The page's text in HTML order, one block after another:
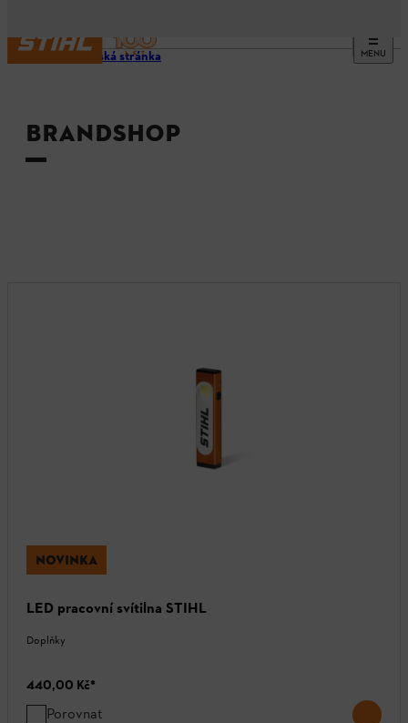
MENU
Domovská stránka
BRANDSHOP
NOVINKA
LED pracovní svítilna STIHL
Doplňky
440,00 Kč*
Porovnat